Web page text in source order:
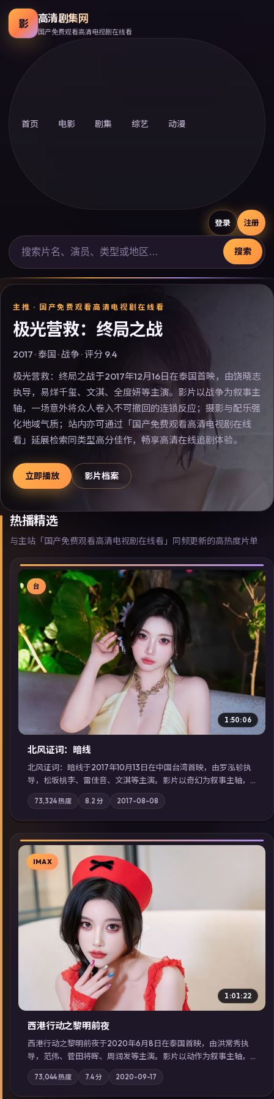
影 高清剧集网
国产免费观看高清电视剧在线看
首页 电影 剧集 综艺 动漫
登录 注册
搜索
主推 · 国产免费观看高清电视剧在线看
极光营救：终局之战
2017 ·泰国 · 战争· 评分 9.4
极光营救：终局之战于2017年12月16日在泰国首映，由饶晓志
执导，易烊千玺、文淇、全度妍等主演。影片以战争为叙事主
轴，一场意外将众人卷入不可撤回的连锁反应；摄影与配乐强
化地域气质；站内亦可通过「国产免费观看高清电视剧在线
看」延展检索同类型高分佳作，畅享高清在线追剧体验。
立即播放 影片档案
热播精选
与主站「国产免费观看高清电视剧在线看」同频更新的高热度片单
▶
台
1:50:06
北风证词：暗线
北风证词：暗线于2017年10月13日在中国台湾首映，由罗泓轸执
导，松坂桃李、雷佳音、文淇等主演。影片以奇幻为叙事主轴，
旧案重提，真相与谎言在同一条时间线上交锋；摄影与配乐强化
地域气质；站内亦可通过「国产免费观看高清电视剧在线看」延
展检索同类型高分佳作，畅享高清在线追剧体验。
73,324热度 8.2 分 2017-08-08
▶
IMAX
1:01:22
西港行动之黎明前夜
西港行动之黎明前夜于2020年6月8日在泰国首映，由洪常秀执
导，范伟、菅田将晖、周润发等主演。影片以动作为叙事主轴，
亲情与职责必须在倒计时结束前做出抉择；摄影与配乐强化地域
气质；站内亦可通过「国产免费观看高清电视剧在线看」延展检
索同类型高分佳作，畅享高清在线追剧体验。
73,044热度 7.4分 2020-09-17